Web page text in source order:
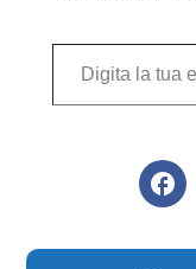
Digita la tua e-mail...